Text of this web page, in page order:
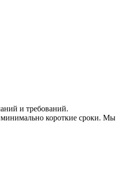
и требований.
минимально короткие сроки. Мы